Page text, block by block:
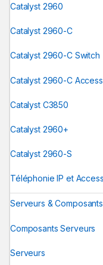
Catalyst 2960
Catalyst 2960-C
Catalyst 2960-C Switch
Catalyst 2960-C
Catalyst C3850
Catalyst 2960+
Catalyst 2960-S
Téléphonie IP et
Serveurs & Composants
Composants Serveurs
Serveurs